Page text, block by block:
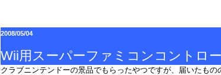
2008/05/04
Wii用スーパーファミコンコントロ
クラブニンテンドーの景品でもらったやつですが、届いたも